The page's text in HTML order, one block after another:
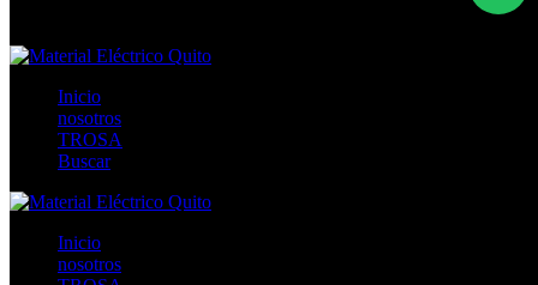
Inicio
nosotros
TROSA
Buscar
Inicio
nosotros